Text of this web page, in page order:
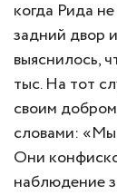
когда Рида
задний двор
выяснилось,
тыс. На тот
своим
словами:
Они
наблюдение